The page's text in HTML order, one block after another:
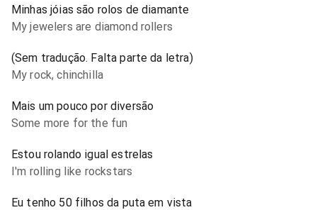
Minhas jóias são rolos de diamante
My jewelers are diamond rollers
(Sem tradução. Falta parte da letra)
My rock, chinchilla
Mais um pouco por diversão
Some more for the fun
Estou rolando igual estrelas
I'm rolling like rockstars
Eu tenho 50 filhos da puta em vista